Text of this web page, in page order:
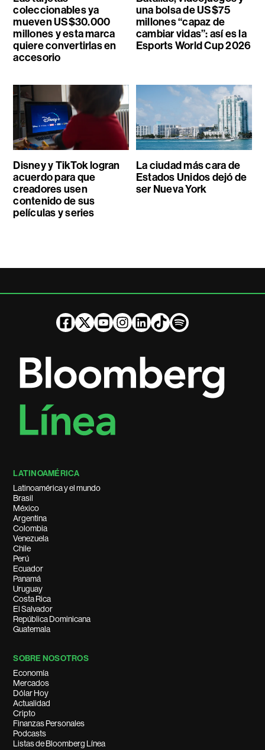
coleccionables ya
mueven US$30.000
millones y esta marca
quiere convertirlas en
accesorio
una bolsa de US$75
millones “capaz de
cambiar vidas”: así es la
Esports World Cup 2026
Disney y TikTok logran
acuerdo para que
creadores usen
contenido de sus
películas y series
La ciudad más cara de
Estados Unidos dejó de
ser Nueva York
LATINOAMÉRICA
Latinoamérica y el mundo
Brasil
México
Argentina
Colombia
Venezuela
Chile
Perú
Ecuador
Panamá
Uruguay
Costa Rica
El Salvador
República Dominicana
Guatemala
SOBRE NOSOTROS
Economía
Mercados
Dólar Hoy
Actualidad
Cripto
Finanzas Personales
Podcasts
Listas de Bloomberg Línea